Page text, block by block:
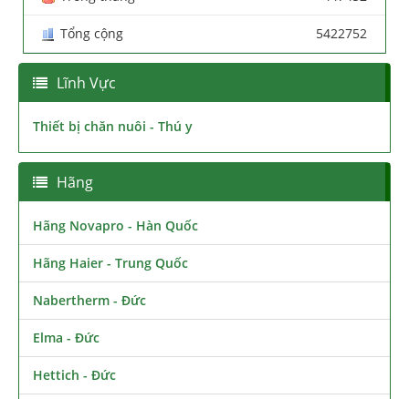
Tổng cộng 5422752
Lĩnh Vực
Thiết bị chăn nuôi - Thú y
Hãng
Hãng Novapro - Hàn Quốc
Hãng Haier - Trung Quốc
Nabertherm - Đức
Elma - Đức
Hettich - Đức